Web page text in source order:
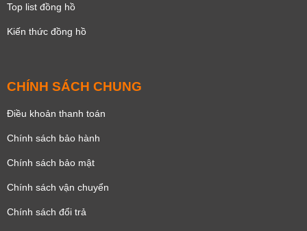
Top list đồng hồ
Kiến thức đồng hồ
CHÍNH SÁCH CHUNG
Điều khoản thanh toán
Chính sách bảo hành
Chính sách bảo mật
Chính sách vận chuyển
Chính sách đổi trả